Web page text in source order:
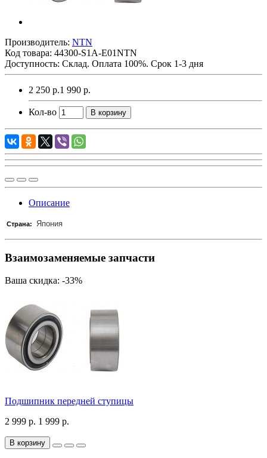
Производитель: NTN
Код товара: 44300-S1A-E01NTN
Доступность: Склад. Оплата 100%. Срок 1-3 дня
2 250 р.1 990 р.
Кол-во В корзину
Описание
Страна: Япония
Взаимозаменяемые запчасти
Ваша скидка: -33%
Подшипник передней ступицы
2 999 р. 1 999 р.
В корзину